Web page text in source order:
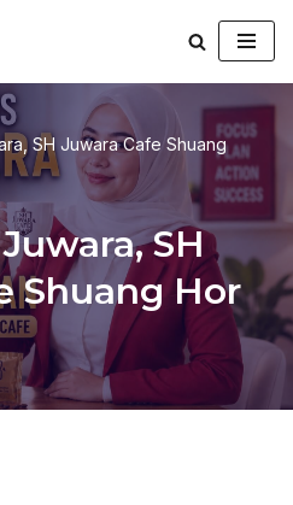
SH Juwara Cafe Shuang
SH
Shuang Hor